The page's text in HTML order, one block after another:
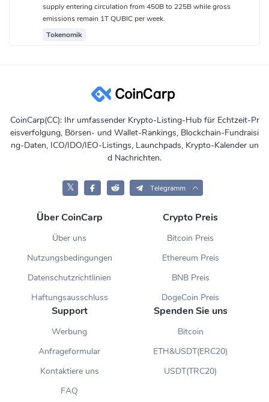
supply entering circulation from 450B to 225B while gross
emissions remain 1T QUBIC per week.
Tokenomik
CoinCarp(CC): Ihr umfassender Krypto-Listing-Hub für Echtzeit-Pr
eisverfolgung, Börsen- und Wallet-Rankings, Blockchain-Fundraisi
ng-Daten, ICO/IDO/IEO-Listings, Launchpads, Krypto-Kalender un
d Nachrichten.
𝕏 Telegramm
Über CoinCarp
Über uns
Nutzungsbedingungen
Datenschutzrichtlinien
Haftungsausschluss
Crypto Preis
Bitcoin Preis
Ethereum Preis
BNB Preis
DogeCoin Preis
Support
Werbung
Anfrageformular
Kontaktiere uns
FAQ
Spenden Sie uns
Bitcoin
ETH&USDT(ERC20)
USDT(TRC20)